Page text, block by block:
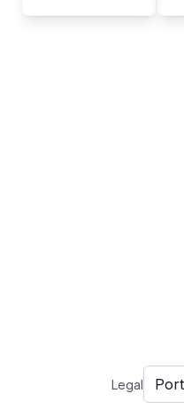
Legal
Idioma